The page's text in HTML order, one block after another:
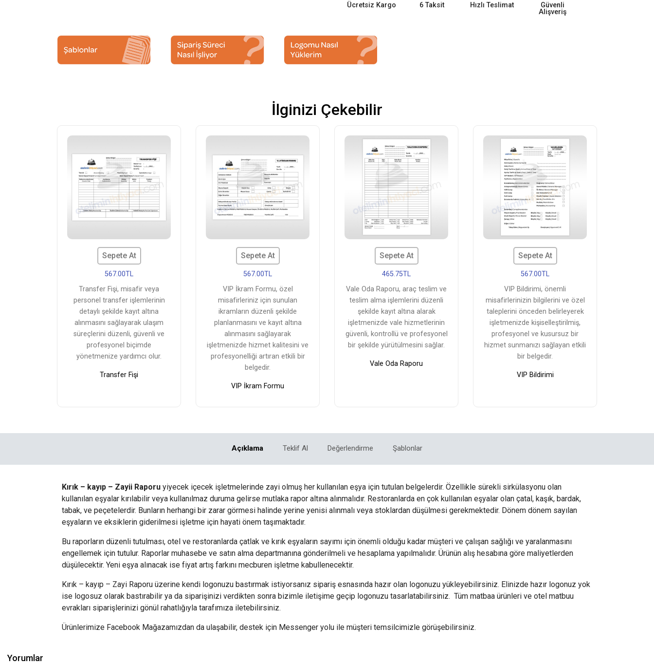
Ücretsiz Kargo 6 Taksit Hızlı Teslimat
Güvenli
Alişveriş
Açıklama Teklif Al Değerlendirme Şablonlar
Kırık – kayıp – Zayii Raporu yiyecek içecek işletmelerinde zayi olmuş her kullanılan eşya için tutulan belgelerdir. Özellikle sürekli sirkülasyonu olan
kullanılan eşyalar kırılabilir veya kullanılmaz duruma gelirse mutlaka rapor altına alınmalıdır. Restoranlarda en çok kullanılan eşyalar olan çatal, kaşık, bardak,
tabak, ve peçetelerdir. Bunların herhangi bir zarar görmesi halinde yerine yenisi alınmalı veya stoklardan düşülmesi gerekmektedir. Dönem dönem sayılan
eşyaların ve eksiklerin giderilmesi işletme için hayati önem taşımaktadır.
Bu raporların düzenli tutulması, otel ve restoranlarda çatlak ve kırık eşyaların sayımı için önemli olduğu kadar müşteri ve çalışan sağlığı ve yaralanmasını
engellemek için tutulur. Raporlar muhasebe ve satın alma departmanına gönderilmeli ve hesaplama yapılmalıdır. Ürünün alış hesabına göre maliyetlerden
düşülecektir. Yeni eşya alınacak ise fiyat artış farkını mecburen işletme kabullenecektir.
Kırık – kayıp – Zayi Raporu üzerine kendi logonuzu bastırmak istiyorsanız sipariş esnasında hazır olan logonuzu yükleyebilirsiniz. Elinizde hazır logonuz yok
ise logosuz olarak bastırabilir ya da siparişinizi verdikten sonra bizimle iletişime geçip logonuzu tasarlatabilirsiniz. Tüm matbaa ürünleri ve otel matbuu
evrakları siparişlerinizi gönül rahatlığıyla tarafımıza iletebilirsiniz.
Ürünlerimize Facebook Mağazamızdan da ulaşabilir, destek için Messenger yolu ile müşteri temsilcimizle görüşebilirsiniz.
Yorumlar
İlginizi Çekebilir
Sepete At
567.00TL
Transfer Fişi, misafir veya
personel transfer işlemlerinin
detaylı şekilde kayıt altına
alınmasını sağlayarak ulaşım
süreçlerini düzenli, güvenli ve
profesyonel biçimde
yönetmenize yardımcı olur.
Transfer Fişi
Sepete At
567.00TL
VIP İkram Formu, özel
misafirleriniz için sunulan
ikramların düzenli şekilde
planlanmasını ve kayıt altına
alınmasını sağlayarak
işletmenizde hizmet kalitesini ve
profesyonelliği artıran etkili bir
belgedir.
VIP İkram Formu
Sepete At
465.75TL
Vale Oda Raporu, araç teslim ve
teslim alma işlemlerini düzenli
şekilde kayıt altına alarak
işletmenizde vale hizmetlerinin
güvenli, kontrollü ve profesyonel
bir şekilde yürütülmesini sağlar.
Vale Oda Raporu
Sepete At
567.00TL
VIP Bildirimi, önemli
misafirlerinizin bilgilerini ve özel
taleplerini önceden belirleyerek
işletmenizde kişiselleştirilmiş,
profesyonel ve kusursuz bir
hizmet sunmanızı sağlayan etkili
bir belgedir.
VIP Bildirimi